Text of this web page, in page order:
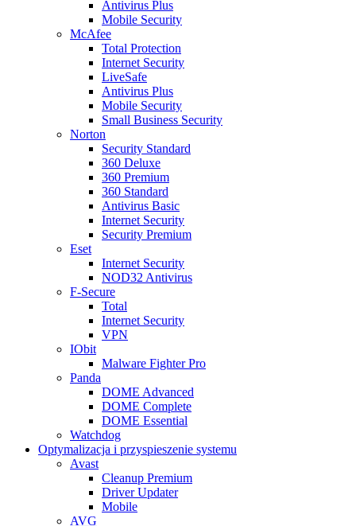
Antivirus Plus
Mobile Security
McAfee
Total Protection
Internet Security
LiveSafe
Antivirus Plus
Mobile Security
Small Business Security
Norton
Security Standard
360 Deluxe
360 Premium
360 Standard
Antivirus Basic
Internet Security
Security Premium
Eset
Internet Security
NOD32 Antivirus
F-Secure
Total
Internet Security
VPN
IObit
Malware Fighter Pro
Panda
DOME Advanced
DOME Complete
DOME Essential
Watchdog
Optymalizacja i przyspieszenie systemu
Avast
Cleanup Premium
Driver Updater
Mobile
AVG